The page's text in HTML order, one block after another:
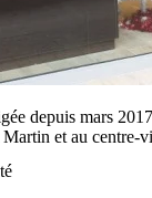
depuis mars
et au centre-